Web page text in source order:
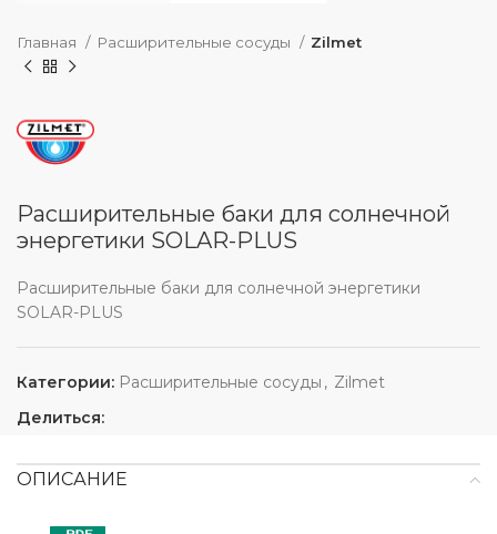
Главная Расширительные сосуды Zilmet
Расширительные баки для солнечной
энергетики SOLAR-PLUS
Расширительные баки для солнечной энергетики
SOLAR-PLUS
Категории: Расширительные сосуды , Zilmet
Делиться:
ОПИСАНИЕ